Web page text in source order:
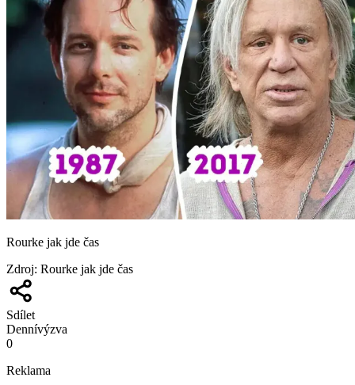
Rourke jak jde čas
Zdroj: Rourke jak jde čas
Sdílet
Dennívýzva
0
Reklama